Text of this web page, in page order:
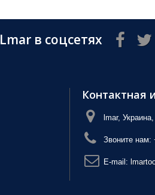
Lmar в соцсетях
Контактная
lmar,
Звоните нам:
E-mail: